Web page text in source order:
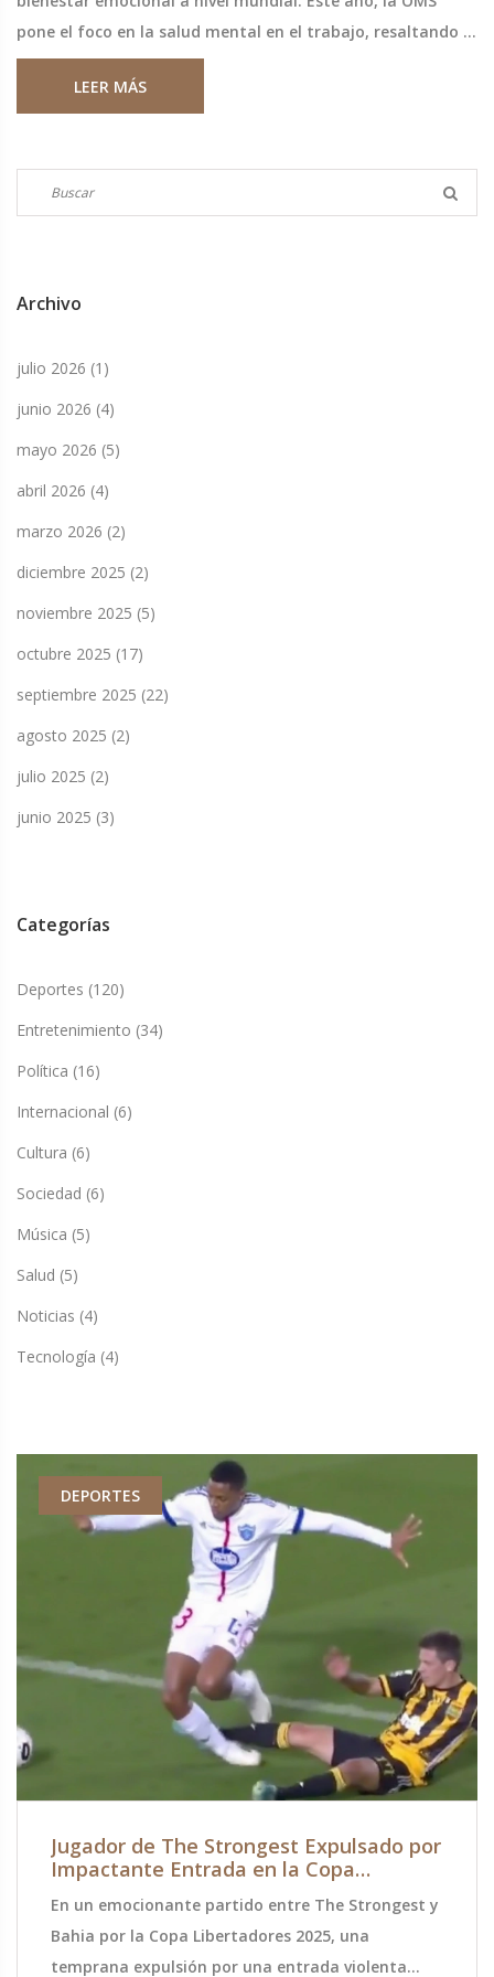
pone el foco en la salud mental en el trabajo, resaltando la
necesidad de crear ambientes laborales que fomenten el
bienestar emocional. Subraya la importancia de políticas
LEER MÁS
Archivo
julio 2026 (1)
junio 2026 (4)
mayo 2026 (5)
abril 2026 (4)
marzo 2026 (2)
diciembre 2025 (2)
noviembre 2025 (5)
octubre 2025 (17)
septiembre 2025 (22)
agosto 2025 (2)
julio 2025 (2)
junio 2025 (3)
Categorías
Deportes (120)
Entretenimiento (34)
Política (16)
Internacional (6)
Cultura (6)
Sociedad (6)
Música (5)
Salud (5)
Noticias (4)
Tecnología (4)
DEPORTES
Jugador de The Strongest Expulsado por
Impactante Entrada en la Copa
En un emocionante partido entre The Strongest y
Bahia por la Copa Libertadores 2025, una
temprana expulsión por una entrada violenta